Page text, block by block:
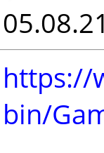
https://
bin/